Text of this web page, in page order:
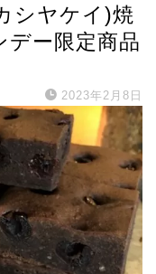
シヤケイ)焼
デー限定商品
2023年2月8日